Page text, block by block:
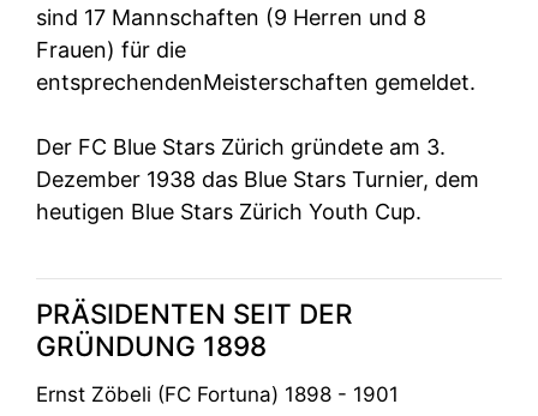
sind 17 Mannschaften (9 Herren und 8
Frauen) für die
entsprechendenMeisterschaften gemeldet.
Der FC Blue Stars Zürich gründete am 3.
Dezember 1938 das Blue Stars Turnier, dem
heutigen Blue Stars Zürich Youth Cup.
PRÄSIDENTEN SEIT DER
GRÜNDUNG 1898
Ernst Zöbeli (FC Fortuna) 1898 - 1901